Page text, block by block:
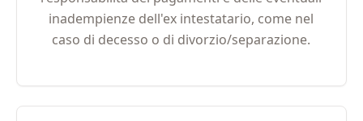
inadempienze dell'ex intestatario, come nel
caso di decesso o di divorzio/separazione.